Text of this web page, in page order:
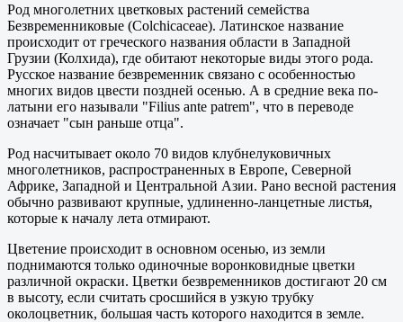
Род многолетних цветковых растений семейства
Безвременниковые (Colchicaceae). Латинское название
происходит от греческого названия области в Западной
Грузии (Колхида), где обитают некоторые виды этого рода.
Русское название безвременник связано с особенностью
многих видов цвести поздней осенью. А в средние века по-
латыни его называли "Filius ante patrem", что в переводе
означает "сын раньше отца".
Род насчитывает около 70 видов клубнелуковичных
многолетников, распространенных в Европе, Северной
Африке, Западной и Центральной Азии. Рано весной растения
обычно развивают крупные, удлиненно-ланцетные листья,
которые к началу лета отмирают.
Цветение происходит в основном осенью, из земли
поднимаются только одиночные воронковидные цветки
различной окраски. Цветки безвременников достигают 20 см
в высоту, если считать сросшийся в узкую трубку
околоцветник, большая часть которого находится в земле.